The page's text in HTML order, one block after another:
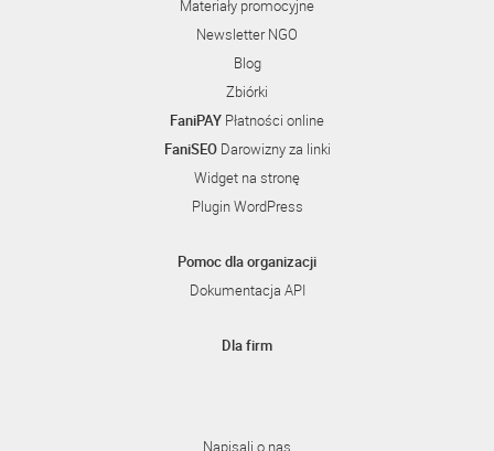
Materiały promocyjne
Newsletter NGO
Blog
Zbiórki
FaniPAY Płatności online
FaniSEODarowizny za linki
Widget na stronę
Plugin WordPress
Pomoc dla organizacji
Dokumentacja API
Dla firm
Napisali o nas